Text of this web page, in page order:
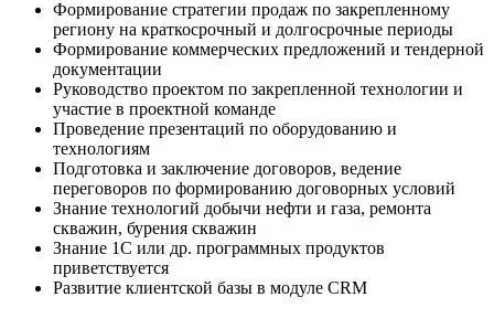
Формирование стратегии продаж по закрепленному
региону на краткосрочный и долгосрочные периоды
Формирование коммерческих предложений и тендерной
документации
Руководство проектом по закрепленной технологии и
участие в проектной команде
Проведение презентаций по оборудованию и
технологиям
Подготовка и заключение договоров, ведение
переговоров по формированию договорных условий
Знание технологий добычи нефти и газа, ремонта
скважин, бурения скважин
Знание 1С или др. программных продуктов
приветствуется
Развитие клиентской базы в модуле CRM